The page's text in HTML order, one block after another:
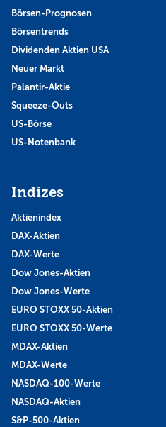
Börsen-Prognosen
Börsentrends
Dividenden Aktien USA
Neuer Markt
Palantir-Aktie
Squeeze-Outs
US-Börse
US-Notenbank
Indizes
Aktienindex
DAX-Aktien
DAX-Werte
Dow Jones-Aktien
Dow Jones-Werte
EURO STOXX 50-Aktien
EURO STOXX 50-Werte
MDAX-Aktien
MDAX-Werte
NASDAQ-100-Werte
NASDAQ-Aktien
S&P-500-Aktien